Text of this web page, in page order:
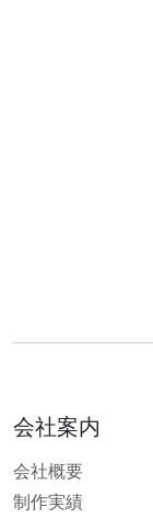
会社案内
会社概要
制作実績